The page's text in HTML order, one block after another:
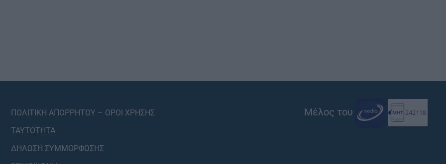
ΠΟΛΙΤΙΚΗ ΑΠΟΡΡΗΤΟΥ – ΟΡΟΙ ΧΡΗΣΗΣ
ΤΑΥΤΟΤΗΤΑ
ΔΗΛΩΣΗ ΣΥΜΜΟΡΦΩΣΗΣ
Μέλος του